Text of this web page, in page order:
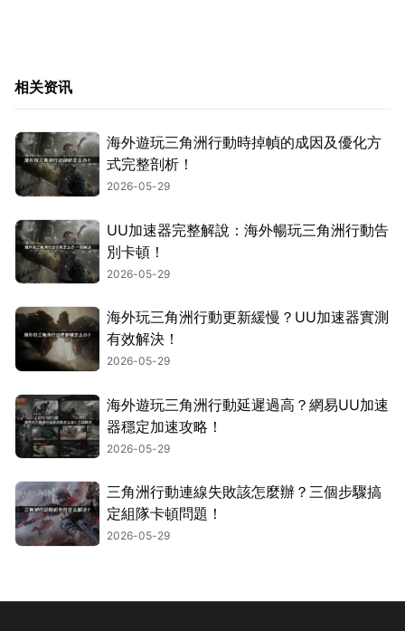
相关资讯
海外遊玩三角洲行動時掉幀的成因及優化方
式完整剖析！
2026-05-29
UU加速器完整解說：海外暢玩三角洲行動告
別卡頓！
2026-05-29
海外玩三角洲行動更新緩慢？UU加速器實測
有效解決！
2026-05-29
海外遊玩三角洲行動延遲過高？網易UU加速
器穩定加速攻略！
2026-05-29
三角洲行動連線失敗該怎麼辦？三個步驟搞
定組隊卡頓問題！
2026-05-29